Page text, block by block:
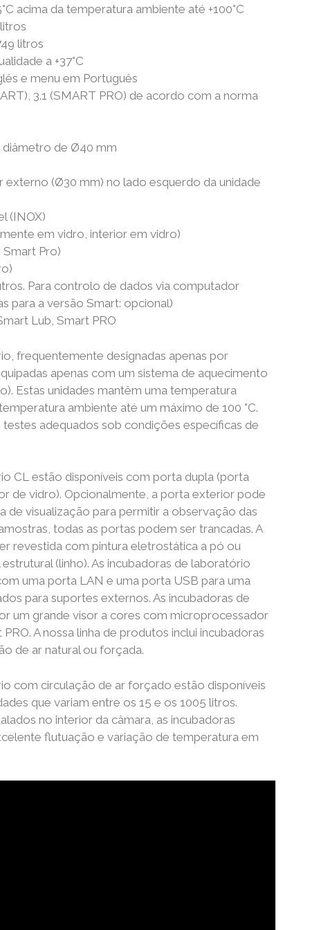
acima da temperatura ambiente até +100°C
litros
a +37°C
e menu em Português
3.1 (SMART PRO) de acordo com a norma
diâmetro de Ø40 mm
externo (Ø30 mm) no lado esquerdo da unidade
(INOX)
em vidro, interior em vidro)
Smart Pro)
Para controlo de dados via computador
para a versão Smart: opcional)
Lub, Smart PRO
frequentemente designadas apenas por
apenas com um sistema de aquecimento
Estas unidades mantêm uma temperatura
ambiente até um máximo de 100 °C.
adequados sob condições específicas de
CL estão disponíveis com porta dupla (porta
de vidro). Opcionalmente, a porta exterior pode
de visualização para permitir a observação das
todas as portas podem ser trancadas. A
revestida com pintura eletrostática a pó ou
(linho). As incubadoras de laboratório
uma porta LAN e uma porta USB para uma
para suportes externos. As incubadoras de
um grande visor a cores com microprocessador
A nossa linha de produtos inclui incubadoras
de ar natural ou forçada.
com circulação de ar forçado estão disponíveis
que variam entre os 15 e os 1005 litros.
no interior da câmara, as incubadoras
flutuação e variação de temperatura em